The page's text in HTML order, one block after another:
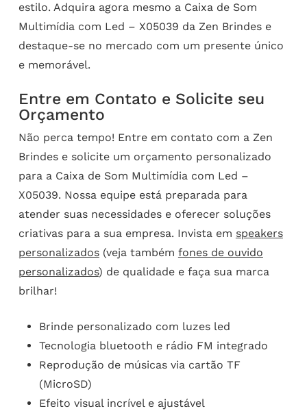
estilo. Adquira agora mesmo a Caixa de Som
Multimídia com Led – X05039 da Zen Brindes e
destaque-se no mercado com um presente único
e memorável.
Entre em Contato e Solicite seu
Orçamento
Não perca tempo! Entre em contato com a Zen
Brindes e solicite um orçamento personalizado
para a Caixa de Som Multimídia com Led –
X05039. Nossa equipe está preparada para
atender suas necessidades e oferecer soluções
criativas para a sua empresa. Invista em speakers
personalizados(veja também fones de ouvido
personalizados) de qualidade e faça sua marca
brilhar!
Brinde personalizado com luzes led
Tecnologia bluetooth e rádio FM integrado
Reprodução de músicas via cartão TF
(MicroSD)
Efeito visual incrível e ajustável